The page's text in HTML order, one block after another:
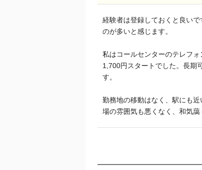
経験者は登録しておくと良い
のが多いと感じます。
私はコールセンターのテレフ
1,700円スタートでした。長期
す。
勤務地の移動はなく、駅にも
場の雰囲気も悪くなく、和気藹